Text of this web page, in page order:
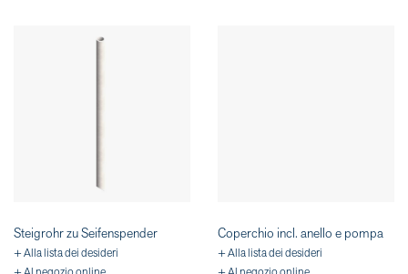
Steigrohr zu Seifenspender
+ Alla lista dei desideri
Coperchio incl. anello e pompa
+ Alla lista dei desideri